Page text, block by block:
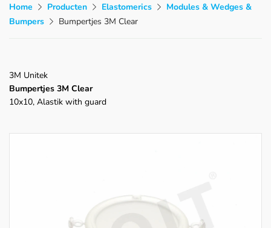
Home Producten Elastomerics
Modules & Wedges &
Bumpers
Bumpertjes 3M Clear
3M Unitek
Bumpertjes 3M Clear
10x10, Alastik with guard